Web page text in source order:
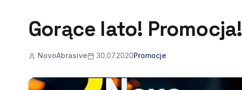
Gorące lato! Promocja!
NovoAbrasive 30.07.2020Promocje